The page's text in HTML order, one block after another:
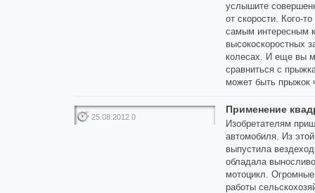
услышите
от скорости. Кого-
самым интересным
высокоскоростных
колесах. И еще вы
сравниться с
может быть прыжок
25.08.2012 0
Применение
Изобретателям
автомобиля. Из
выпустила
обладала
мотоцикл.
работы